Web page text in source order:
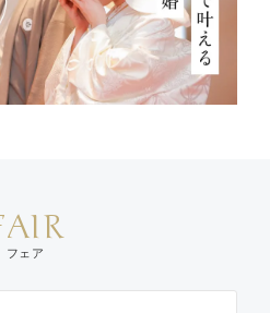
フェア